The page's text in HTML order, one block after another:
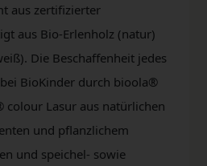
aus zertifizierter
aus Bio-Erlenholz (natur)
Die Beschaffenheit jedes
BioKinder durch bioola®
colour Lasur aus natürlichen
und pflanzlichem
und speichel- sowie